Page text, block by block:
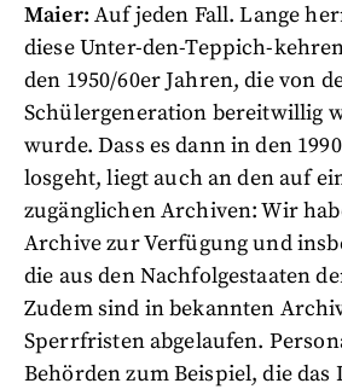
Maier: Auf jeden Fall. Lange
diese Unter-den-Teppich-
den 1950/60er Jahren, die von
Schülergeneration bereitwillig
wurde. Dass es dann in den
losgeht, liegt auch an den auf
zugänglichen Archiven: Wir
Archive zur Verfügung und
die aus den Nachfolgestaaten
Zudem sind in bekannten
Sperrfristen abgelaufen.
Behörden zum Beispiel, die das